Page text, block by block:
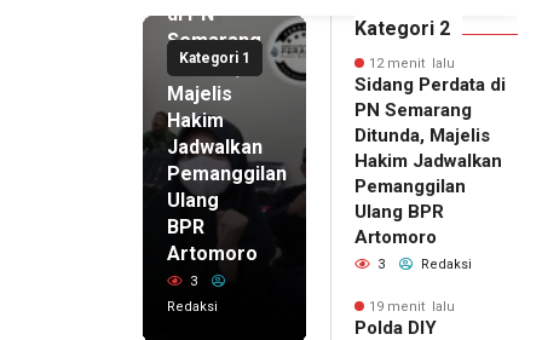
Pascabencana
Kategori 1
di PN
Semarang
Ditunda,
Majelis
Hakim
Jadwalkan
Pemanggilan
Ulang
BPR
Artomoro
3
Redaksi
19 menit
lalu
Kategori 2
12 menit lalu
Sidang Perdata di
PN Semarang
Ditunda, Majelis
Hakim Jadwalkan
Pemanggilan
Ulang BPR
Artomoro
3 Redaksi
19 menit lalu
Polda DIY